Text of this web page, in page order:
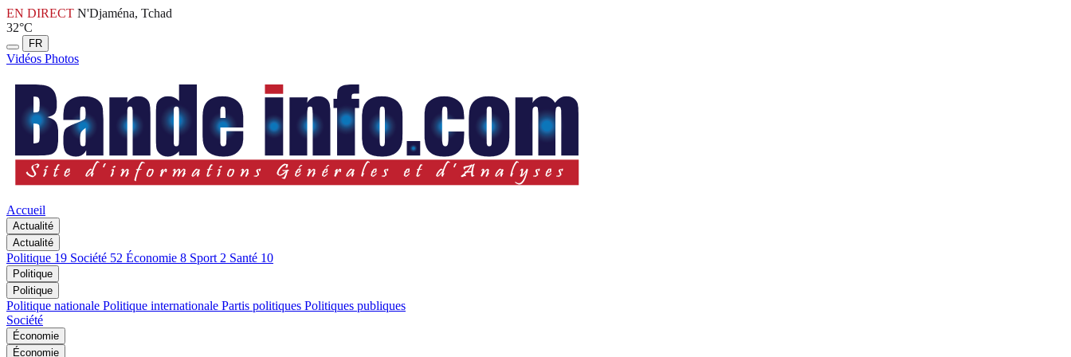
EN DIRECT N'Djaména, Tchad
32°C
FR
Vidéos Photos
Accueil
Actualité
Actualité
Politique 19 Société 52 Économie 8 Sport 2 Santé 10
Politique
Politique
Politique nationale Politique internationale Partis politiques Politiques publiques
Société
Économie
Économie